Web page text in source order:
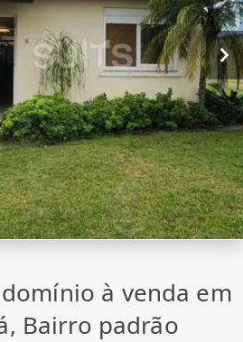
à venda em
Bairro padrão